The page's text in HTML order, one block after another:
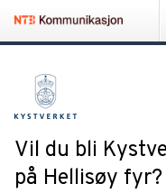
Vil du bli
på Hellisøy fyr?